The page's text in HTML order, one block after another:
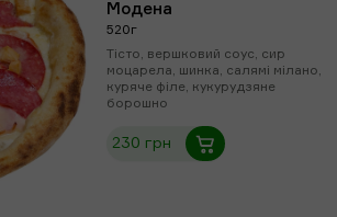
Модена
520г
Тісто, вершковий соус, сир
моцарела, шинка, салямі мілано,
куряче філе, кукурудзяне
борошно
230 грн